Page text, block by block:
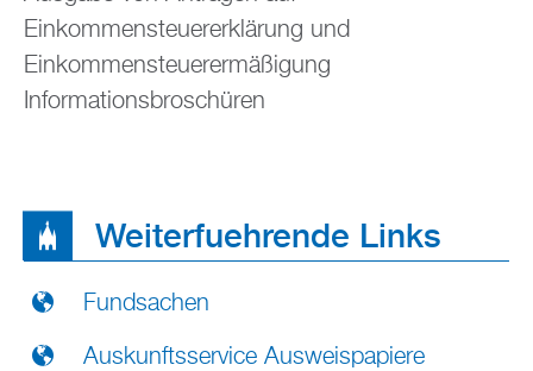
Einkommensteuererklärung und
Einkommensteuerermäßigung
Informationsbroschüren
Weiterfuehrende Links
Fundsachen
Auskunftsservice Ausweispapiere